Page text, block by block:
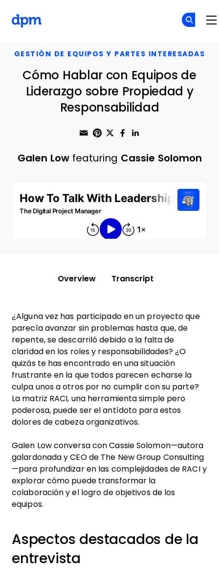
GESTIÓN DE EQUIPOS Y PARTES INTERESADAS
Cómo Hablar con Equipos de
Liderazgo sobre Propiedad y
Responsabilidad
Share through Email
Print this page
Share on Pinterest
Share on Twitter
Share on
Galen Lowfeaturing Cassie Solomon
Overview Transcript
¿Alguna vez has participado en un proyecto que
parecía avanzar sin problemas hasta que, de
repente, se descarriló debido a la falta de
claridad en los roles y responsabilidades? ¿O
quizás te has encontrado en una situación
frustrante en la que todos parecen echarse la
culpa unos a otros por no cumplir con su parte?
La matriz RACI, una herramienta simple pero
poderosa, puede ser el antídoto para estos
dolores de cabeza organizativos.
Galen Low conversa con Cassie Solomon—autora
galardonada y CEO de The New Group Consulting
—para profundizar en las complejidades de RACI y
explorar cómo puede transformar la
colaboración y el logro de objetivos de los
equipos.
Aspectos destacados de la
entrevista